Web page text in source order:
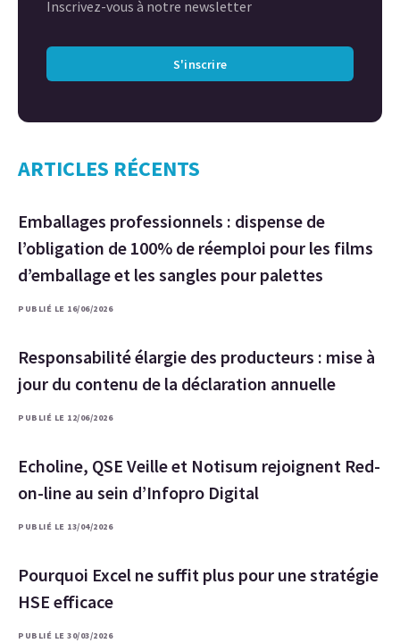
Inscrivez-vous à notre newsletter
S'inscrire
ARTICLES RÉCENTS
Emballages professionnels : dispense de
l’obligation de 100% de réemploi pour les films
d’emballage et les sangles pour palettes
PUBLIÉ LE 16/06/2026
Responsabilité élargie des producteurs : mise à
jour du contenu de la déclaration annuelle
PUBLIÉ LE 12/06/2026
Echoline, QSE Veille et Notisum rejoignent Red-
on-line au sein d’Infopro Digital
PUBLIÉ LE 13/04/2026
Pourquoi Excel ne suffit plus pour une stratégie
HSE efficace
PUBLIÉ LE 30/03/2026